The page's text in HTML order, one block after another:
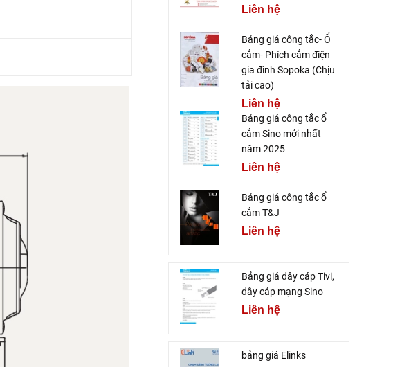
Liên hệ
Bảng giá công tắc- Ổ
cắm- Phích cắm điện
gia đình Sopoka (Chịu
tải cao)
Liên hệ
Bảng giá công tắc ổ
cắm Sino mới nhất
năm 2025
Liên hệ
Bảng giá công tắc ổ
cắm T&J
Liên hệ
Bảng giá dây cáp Tivi,
dây cáp mạng Sino
Liên hệ
bảng giá Elinks